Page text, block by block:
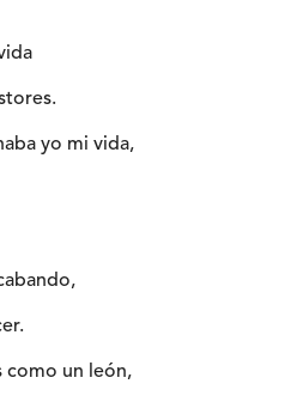
yo mi vida,
como un león,